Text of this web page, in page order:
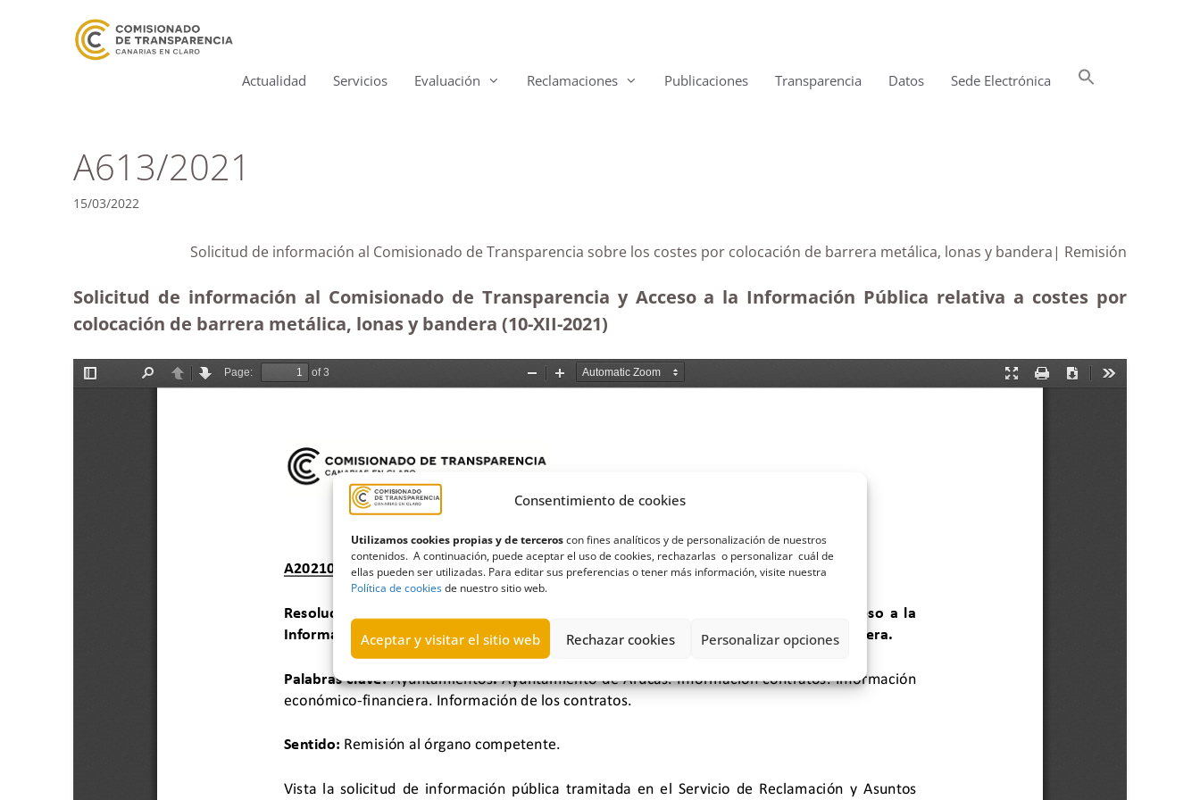
Consentimiento de cookies
Utilizamos cookies propias y de terceroscon fines analíticos y de personalización de nuestros
contenidos. A continuación, puede aceptar el uso de cookies, rechazarlas o personalizar cuál de
ellas pueden ser utilizadas. Para editar sus preferencias o tener más información, visite nuestra
Política de cookiesde nuestro sitio web.
Aceptar y visitar el sitio web Rechazar cookies Personalizar opciones
Actualidad Servicios Evaluación Reclamaciones Publicaciones Transparencia Datos Sede Electrónica
A613/2021
15/03/2022
Solicitud de información al Comisionado de Transparencia sobre los costes por colocación de barrera metálica, lonas y bandera| Remisión
Solicitud de información al Comisionado de Transparencia y Acceso a la Información Pública relativa a costes por
colocación de barrera metálica, lonas y bandera (10-XII-2021)